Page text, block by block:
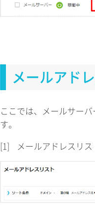
メールアド
ここでは、メールサー
す。
[1]
メールアドレスリ